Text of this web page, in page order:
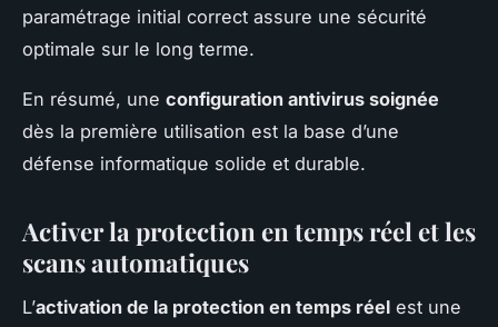
paramétrage initial correct assure une sécurité
optimale sur le long terme.
En résumé, une configuration antivirus soignée
dès la première utilisation est la base d’une
défense informatique solide et durable.
Activer la protection en temps réel et les
scans automatiques
L’activation de la protection en temps réel est une